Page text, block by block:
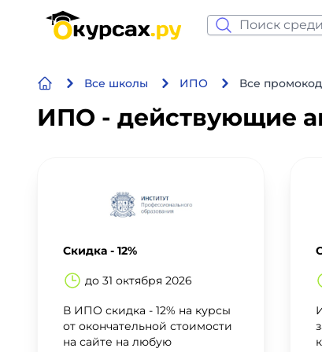
Все школы ИПО Все
ИПО - действующие
Скидка - 12%
до 31 октября 2026
В ИПО скидка - 12% на курсы
от окончательной стоимости
на сайте на любую
Программирование
Бизнес и финансы
Аналитика
Видео, фото, аудио
Маркетинг
Иностранный язык